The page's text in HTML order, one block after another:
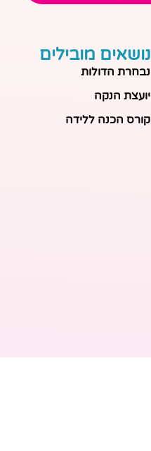
נושאים מובילים
נבחרת הדולות
יועצת הנקה
קורס הכנה ללידה